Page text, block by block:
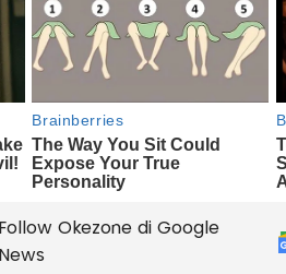
Follow Okezone di Google
News